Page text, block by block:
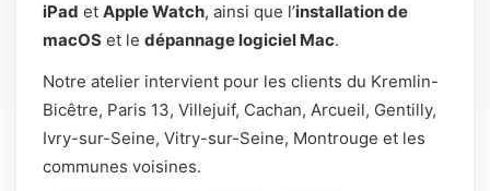
iPad et Apple Watch, ainsi que l’installation de
macOS et le dépannage logiciel Mac.
Notre atelier intervient pour les clients du Kremlin-
Bicêtre, Paris 13, Villejuif, Cachan, Arcueil, Gentilly,
Ivry-sur-Seine, Vitry-sur-Seine, Montrouge et les
communes voisines.